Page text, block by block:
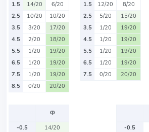
1.5
14/20
6/20
2.5
10/20
10/20
3.5
3/20
17/20
4.5
2/20
18/20
5.5
1/20
19/20
6.5
1/20
19/20
7.5
1/20
19/20
8.5
0/20 20/20
1.5
12/20
8/20
2.5
5/20
15/20
3.5
1/20
19/20
4.5
1/20
19/20
5.5
1/20
19/20
6.5
1/20
19/20
7.5
0/20 20/20
Ф
-0.5
14/20
-0.5